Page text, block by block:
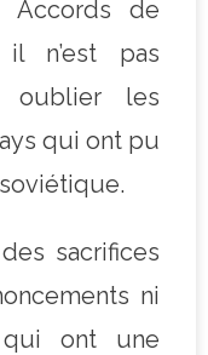
de
n’est pas
oublier les
qui ont pu
sacrifices
ni
qui ont une